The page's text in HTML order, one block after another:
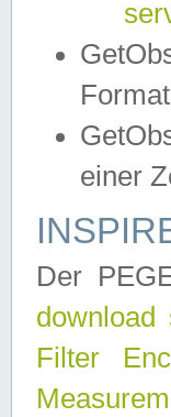
einer
Der
Filter